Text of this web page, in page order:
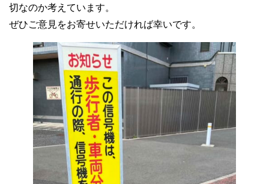
切なのか考えています。
ぜひご意見をお寄せいただければ幸いです。